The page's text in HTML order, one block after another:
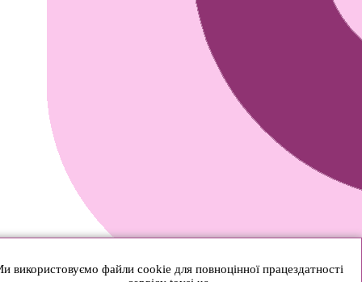
використовуємо файли cookie для повноцінної працездатності